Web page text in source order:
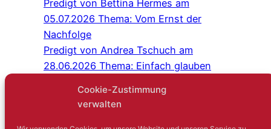
Cookie-Zustimmung
verwalten
Predigt von Bettina Hermes am
05.07.2026 Thema: Vom Ernst der
Nachfolge
Predigt von Andrea Tschuch am
28.06.2026 Thema: Einfach glauben
Predigt von Sabine Herwig am